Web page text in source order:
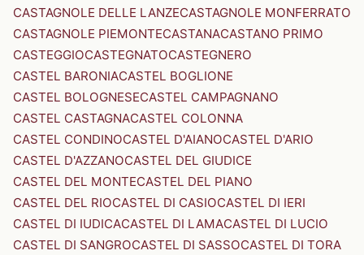
CASTAGNOLE DELLE LANZECASTAGNOLE MONFERRATO
CASTAGNOLE PIEMONTECASTANACASTANO PRIMO
CASTEGGIOCASTEGNATOCASTEGNERO
CASTEL BARONIACASTEL BOGLIONE
CASTEL BOLOGNESECASTEL CAMPAGNANO
CASTEL CASTAGNACASTEL COLONNA
CASTEL CONDINOCASTEL D'AIANOCASTEL D'ARIO
CASTEL D'AZZANOCASTEL DEL GIUDICE
CASTEL DEL MONTECASTEL DEL PIANO
CASTEL DEL RIOCASTEL DI CASIOCASTEL DI IERI
CASTEL DI IUDICACASTEL DI LAMACASTEL DI LUCIO
CASTEL DI SANGROCASTEL DI SASSOCASTEL DI TORA